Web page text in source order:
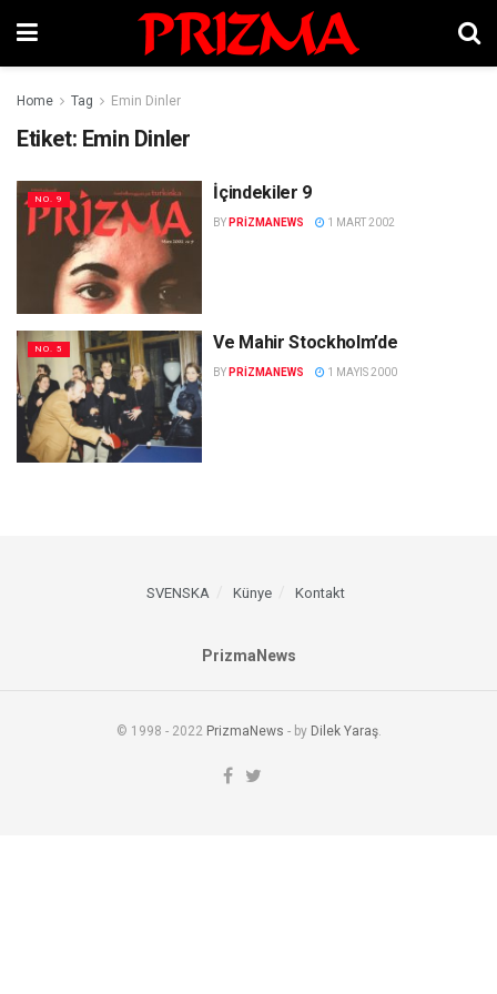
Home Tag Emin Dinler
Etiket: Emin Dinler
NO. 9 İçindekiler 9
BY PRIZMANEWS 1 MART 2002
NO. 5 Ve Mahir Stockholm’de
BY PRIZMANEWS 1 MAYIS 2000
SVENSKA Künye Kontakt
PrizmaNews
© 1998 - 2022 PrizmaNews - by Dilek Yaraş.